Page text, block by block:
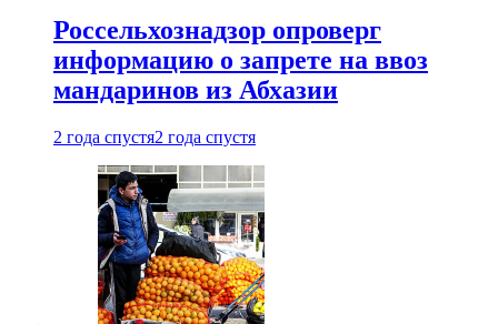
Россельхознадзор опроверг
информацию о запрете на ввоз
мандаринов из Абхазии
2 года спустя2 года спустя